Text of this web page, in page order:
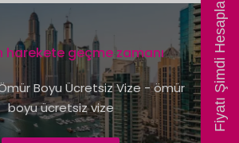
harekete geçme zamanı
Boyu Ücretsiz Vize - ömür
boyu ücretsiz vize
Fiyatı Şimdi Hesapla